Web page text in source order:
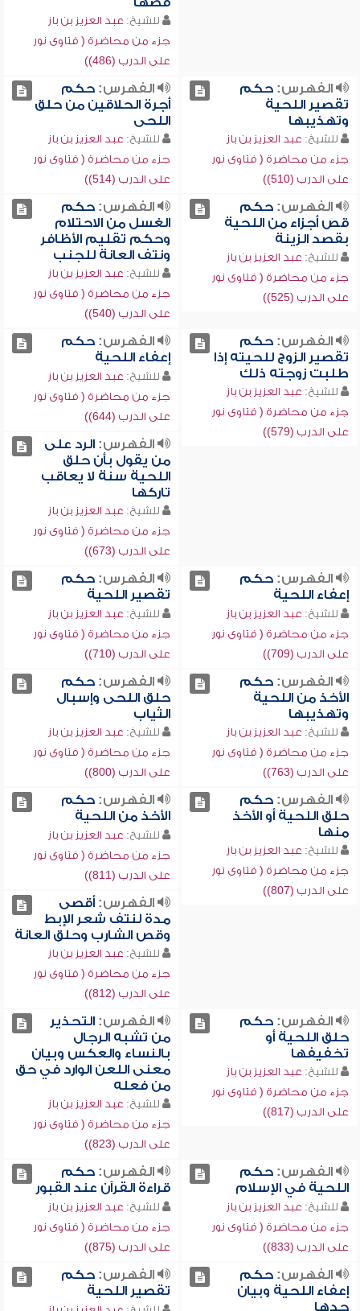
للشيخ: عبد العزيز بن باز
جزء من محاضرة ( فتاوى نور
على الدرب (486))
الفهرس:حكم
تقصير اللحية
وتهذيبها
للشيخ: عبد العزيز بن باز
جزء من محاضرة ( فتاوى نور
على الدرب (510))
الفهرس:حكم
أجرة الحلاقين من حلق
اللحى
للشيخ: عبد العزيز بن باز
جزء من محاضرة ( فتاوى نور
على الدرب (514))
الفهرس:حكم
قص أجزاء من اللحية
بقصد الزينة
للشيخ: عبد العزيز بن باز
جزء من محاضرة ( فتاوى نور
على الدرب (525))
الفهرس:حكم
الغسل من الاحتلام
وحكم تقليم الأظافر
ونتف العانة للجنب
للشيخ: عبد العزيز بن باز
جزء من محاضرة ( فتاوى نور
على الدرب (540))
الفهرس:حكم
تقصير الزوج للحيته إذا
طلبت زوجته ذلك
للشيخ: عبد العزيز بن باز
جزء من محاضرة ( فتاوى نور
على الدرب (579))
الفهرس:حكم
إعفاء اللحية
للشيخ: عبد العزيز بن باز
جزء من محاضرة ( فتاوى نور
على الدرب (644))
الفهرس:الرد على
من يقول بأن حلق
اللحية سنة لا يعاقب
تاركها
للشيخ: عبد العزيز بن باز
جزء من محاضرة ( فتاوى نور
على الدرب (673))
الفهرس:حكم
إعفاء اللحية
للشيخ: عبد العزيز بن باز
جزء من محاضرة ( فتاوى نور
على الدرب (709))
الفهرس:حكم
تقصير اللحية
للشيخ: عبد العزيز بن باز
جزء من محاضرة ( فتاوى نور
على الدرب (710))
الفهرس:حكم
الأخذ من اللحية
وتهذيبها
للشيخ: عبد العزيز بن باز
جزء من محاضرة ( فتاوى نور
على الدرب (763))
الفهرس:حكم
حلق اللحى وإسبال
الثياب
للشيخ: عبد العزيز بن باز
جزء من محاضرة ( فتاوى نور
على الدرب (800))
الفهرس:حكم
حلق اللحية أو الأخذ
منها
للشيخ: عبد العزيز بن باز
جزء من محاضرة ( فتاوى نور
على الدرب (807))
الفهرس:حكم
الأخذ من اللحية
للشيخ: عبد العزيز بن باز
جزء من محاضرة ( فتاوى نور
على الدرب (811))
الفهرس:أقصى
مدة لنتف شعر الإبط
وقص الشارب وحلق العانة
للشيخ: عبد العزيز بن باز
جزء من محاضرة ( فتاوى نور
على الدرب (812))
الفهرس:حكم
حلق اللحية أو
تخفيفها
للشيخ: عبد العزيز بن باز
جزء من محاضرة ( فتاوى نور
على الدرب (817))
الفهرس:التحذير
من تشبه الرجال
بالنساء والعكس وبيان
معنى اللعن الوارد في حق
من فعله
للشيخ: عبد العزيز بن باز
جزء من محاضرة ( فتاوى نور
على الدرب (823))
الفهرس:حكم
اللحية في الإسلام
للشيخ: عبد العزيز بن باز
جزء من محاضرة ( فتاوى نور
على الدرب (833))
الفهرس:حكم
قراءة القرآن عند القبور
للشيخ: عبد العزيز بن باز
جزء من محاضرة ( فتاوى نور
على الدرب (875))
الفهرس:حكم
إعفاء اللحية وبيان
حدها
الفهرس:حكم
تقصير اللحية